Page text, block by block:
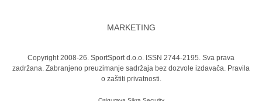
MARKETING
Copyright 2008-26. SportSport d.o.o. ISSN 2744-2195. Sva prava
zadržana. Zabranjeno preuzimanje sadržaja bez dozvole izdavača. Pravila
o zaštiti privatnosti.